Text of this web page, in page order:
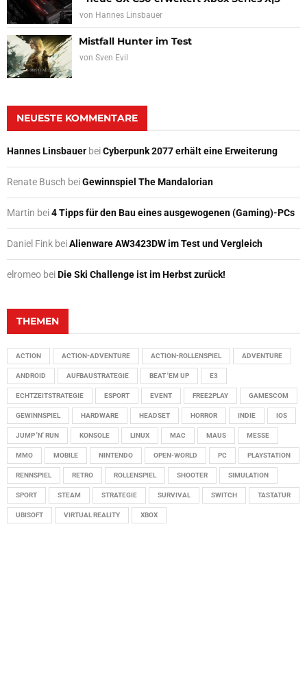
von Hannes Linsbauer
Mistfall Hunter im Test
von Sven Evil
NEUESTE KOMMENTARE
Hannes Linsbauer beiCyberpunk 2077 erhält eine Erweiterung
Renate Busch beiGewinnspiel The Mandalorian
Martin bei4 Tipps für den Bau eines ausgewogenen (Gaming)-PCs
Daniel Fink beiAlienware AW3423DW im Test und Vergleich
elromeo beiDie Ski Challenge ist im Herbst zurück!
THEMEN
ACTION ACTION-ADVENTURE ACTION-ROLLENSPIEL ADVENTURE
ANDROID AUFBAUSTRATEGIE BEAT 'EM UP E3
ECHTZEITSTRATEGIE ESPORT EVENT FREE2PLAY GAMESCOM
GEWINNSPIEL HARDWARE HEADSET HORROR INDIE IOS
JUMP 'N' RUN KONSOLE LINUX MAC MAUS MESSE
MMO MOBILE NINTENDO OPEN-WORLD PC PLAYSTATION
RENNSPIEL RETRO ROLLENSPIEL SHOOTER SIMULATION
SPORT STEAM STRATEGIE SURVIVAL SWITCH TASTATUR
UBISOFT VIRTUAL REALITY XBOX